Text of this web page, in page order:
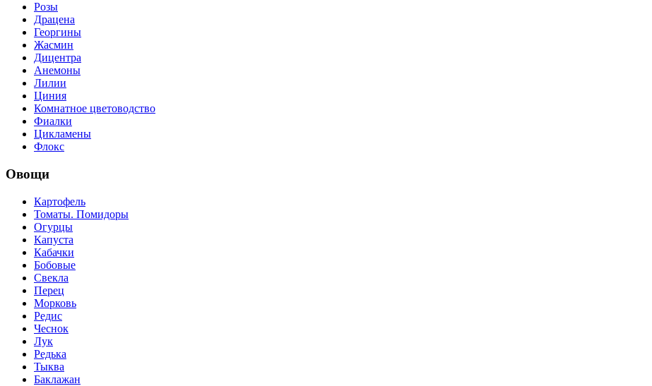
Розы
Драцена
Георгины
Жасмин
Дицентра
Анемоны
Лилии
Циния
Комнатное цветоводство
Фиалки
Цикламены
Флокс
Овощи
Картофель
Томаты. Помидоры
Огурцы
Капуста
Кабачки
Бобовые
Свекла
Перец
Морковь
Редис
Чеснок
Лук
Редька
Тыква
Баклажан